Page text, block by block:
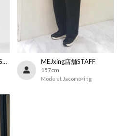
MODEETJACOMOingSTAFF MEJxing店舗STAFF
157cm
Mode et Jacomo×ing